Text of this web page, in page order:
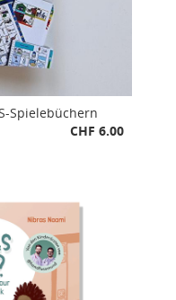
Spielebüchern
CHF 6.00